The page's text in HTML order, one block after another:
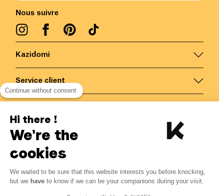
4.85€ 4.12€ -15% ?
Economisez 0.73 € avec K+
Kazidomi
Service client
Nous suivre
Belgique/FR
Continue without consent
Hi there !
We're the
cookies
We waited to be sure that this website interests you before knocking,
but we have to know if we can be your companions during your visit.